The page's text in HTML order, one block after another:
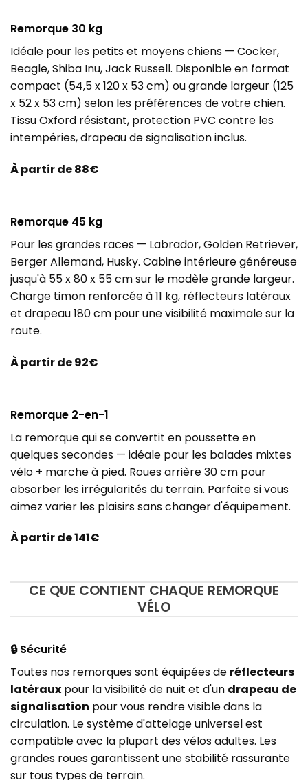
Remorque 30 kg
Idéale pour les petits et moyens chiens — Cocker,
Beagle, Shiba Inu, Jack Russell. Disponible en format
compact (54,5 x 120 x 53 cm) ou grande largeur (125
x 52 x 53 cm) selon les préférences de votre chien.
Tissu Oxford résistant, protection PVC contre les
intempéries, drapeau de signalisation inclus.
À partir de 88€
Remorque 45 kg
Pour les grandes races — Labrador, Golden Retriever,
Berger Allemand, Husky. Cabine intérieure généreuse
jusqu'à 55 x 80 x 55 cm sur le modèle grande largeur.
Charge timon renforcée à 11 kg, réflecteurs latéraux
et drapeau 180 cm pour une visibilité maximale sur la
route.
À partir de 92€
Remorque 2-en-1
La remorque qui se convertit en poussette en
quelques secondes — idéale pour les balades mixtes
vélo + marche à pied. Roues arrière 30 cm pour
absorber les irrégularités du terrain. Parfaite si vous
aimez varier les plaisirs sans changer d'équipement.
À partir de 141€
CE QUE CONTIENT CHAQUE REMORQUE
VÉLO
🔒 Sécurité
Toutes nos remorques sont équipées de réflecteurs
latéraux pour la visibilité de nuit et d'un drapeau de
signalisation pour vous rendre visible dans la
circulation. Le système d'attelage universel est
compatible avec la plupart des vélos adultes. Les
grandes roues garantissent une stabilité rassurante
sur tous types de terrain.